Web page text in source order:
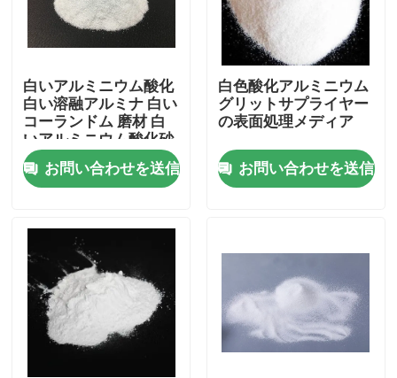
製品
企業情報
会社案内
品質管理
お問い合わせ
白いアルミニウム酸化
白い溶融アルミナ 白い
コーランドム 磨材 白
いアルミニウム酸化砂
お問い合わせを送信
白色酸化アルミニウム
グリットサプライヤー
の表面処理メディア
お問い合わせを送信